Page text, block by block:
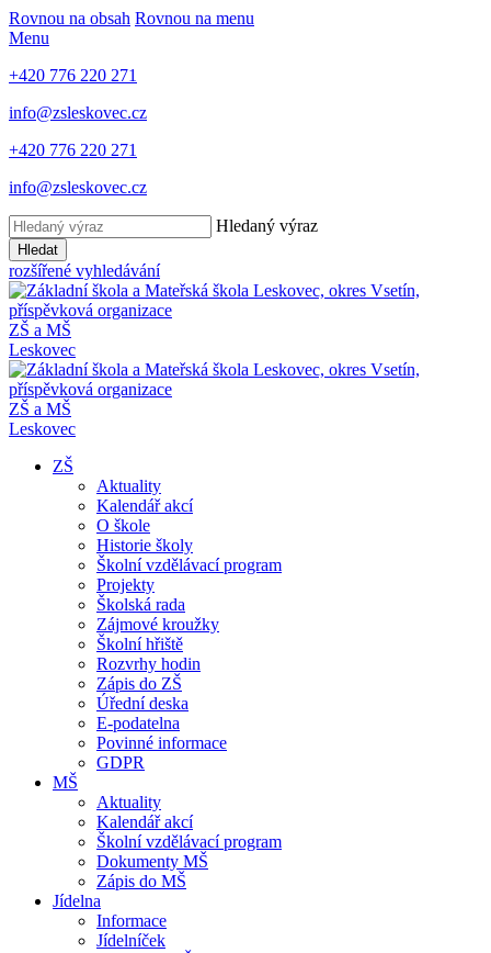
Rovnou na obsah Rovnou na menu
Menu
+420 776 220 271
info@zsleskovec.cz
+420 776 220 271
info@zsleskovec.cz
Hledaný výraz
Hledat
rozšířené vyhledávání
ZŠ a MŠ
Leskovec
ZŠ a MŠ
Leskovec
ZŠ
Aktuality
Kalendář akcí
O škole
Historie školy
Školní vzdělávací program
Projekty
Školská rada
Zájmové kroužky
Školní hřiště
Rozvrhy hodin
Zápis do ZŠ
Úřední deska
E-podatelna
Povinné informace
GDPR
MŠ
Aktuality
Kalendář akcí
Školní vzdělávací program
Dokumenty MŠ
Zápis do MŠ
Jídelna
Informace
Jídelníček